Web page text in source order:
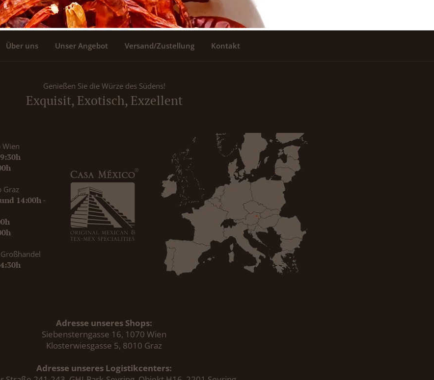
Über uns Unser Angebot Versand/Zustellung Kontakt
Genießen Sie die Würze des Südens!
Exquisit, Exotisch, Exzellent
Wien
Graz
14:00h -
Adresse unseres Shops:
Siebensterngasse 16, 1070 Wien
Klosterwiesgasse 5, 8010 Graz
Adresse unseres Logistikcenters: